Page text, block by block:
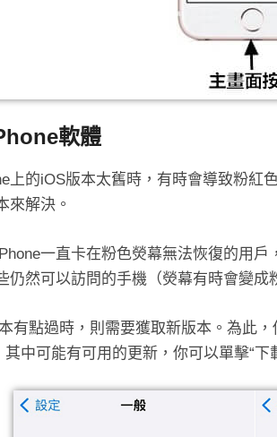
軟體
上的iOS版本太舊時，有時會導致粉紅
來解決。
一直卡在粉色熒幕無法恢復的用
仍然可以訪問的手機（熒幕有時會變成
有點過時，則需要獲取新版本。為此，
其中可能有可用的更新，你可以單擊“下